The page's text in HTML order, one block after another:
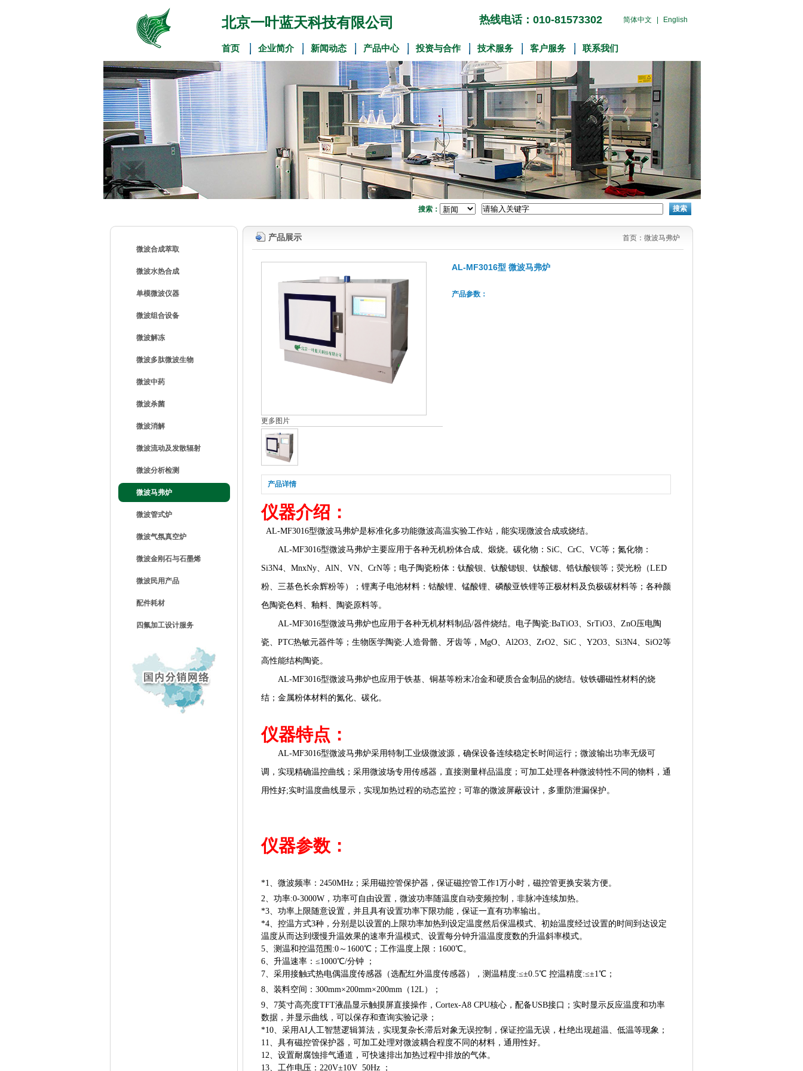
北京一叶蓝天科技有限公司 简体中文 English
热线电话：010-81573302
首页 企业简介 新闻动态 产品中心 投资与合作 技术服务 客户服务 联系我们
搜索： 搜索
微波合成萃取
微波水热合成
单模微波仪器
微波组合设备
微波解冻
微波多肽微波生物
微波中药
微波杀菌
微波消解
微波流动及发散辐射
微波分析检测
微波马弗炉
微波管式炉
微波气氛真空炉
微波金刚石与石墨烯
微波民用产品
配件耗材
四氟加工设计服务
产品展示 首页 ：微波马弗炉
更多图片
AL-MF3016型 微波马弗炉
产品参数：
产品详情
仪器介绍：
AL-MF3016型微波马弗炉是标准化多功能微波高温实验工作站，能实现微波合成或烧结。
AL-MF3016型微波马弗炉主要应用于各种无机粉体合成、煅烧。碳化物：SiC、CrC、VC等；氮化物：
Si3N4、MnxNy、AlN、VN、CrN等；电子陶瓷粉体：钛酸钡、钛酸锶钡、钛酸锶、锆钛酸钡等；荧光粉（LED
粉、三基色长余辉粉等）；锂离子电池材料：钴酸锂、锰酸锂、磷酸亚铁锂等正极材料及负极碳材料等；各种颜
色陶瓷色料、釉料、陶瓷原料等。
AL-MF3016型微波马弗炉也应用于各种无机材料制品/器件烧结。电子陶瓷:BaTiO3、SrTiO3、ZnO压电陶
瓷、PTC热敏元器件等；生物医学陶瓷:人造骨骼、牙齿等，MgO、Al2O3、ZrO2、SiC 、Y2O3、Si3N4、SiO2等
高性能结构陶瓷。
AL-MF3016型微波马弗炉也应用于铁基、铜基等粉末冶金和硬质合金制品的烧结。钕铁硼磁性材料的烧
结；金属粉体材料的氮化、碳化。
仪器特点：
AL-MF3016型微波马弗炉采用特制工业级微波源，确保设备连续稳定长时间运行；微波输出功率无级可
调，实现精确温控曲线；采用微波场专用传感器 ，直接测量样品温度；可加工处理各种微波特性不同的物料，通
用性好;实时温度曲线显示，实现加热过程的动态监控；可靠的微波屏蔽设计，多重防泄漏保护。
仪器参数：
*1、微波频率：2450MHz；采用磁控管保护器，保证磁控管工作1万小时，磁控管更换安装方便。
2、 功率:0-3000W， 功率可自由设置 ， 微波功率随温度自动变频控制 ，非脉冲连续加热。
*3、功率上限随意设置，并且具有设置功率下限功能，保证一直有功率输出。
*4、控温方式3种，分别是以设置的上限功率加热到设定温度然后保温模式、初始温度经过设置的时间到达设定
温度从而达到缓慢升温效果的速率升温模式、设置每分钟升温温度度数的升温斜率模式。
5、 测温和控温范围 :0 ～ 1600℃ ； 工作温度上限： 1600℃。
6、升温速率：≤1000℃/分钟 ；
7、采用接触式热电偶温度传感器（选配红外温度传感器）， 测温精度:≤±0.5℃ 控温精度:≤±1℃ ；
8、 装料空间： 300mm×200mm×200mm（12L）
；
9、 7英寸高亮度TFT液晶显示触摸屏直接操作， Cortex-A8 CPU核心 ，配备USB接口； 实时显示反应温度和功率
数据，并显示曲线，可以保存和查询实验记录 ；
*10、采用AI人工智慧逻辑算法 ， 实现复杂长滞后对象无误控制， 保证控温无误 ，杜绝出现超温、低温等现象 ；
11、具有磁控管保护器 ， 可加工处理对微波耦合程度不同的材料，通用性好。
12、设置耐腐蚀排气通道，可快速排出加热过程中排放的气体。
13、工作电压： 220V±10V 50Hz ；